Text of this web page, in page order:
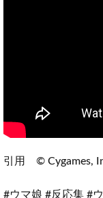
引用 © Cygames,
#ウマ娘 #反応集 #